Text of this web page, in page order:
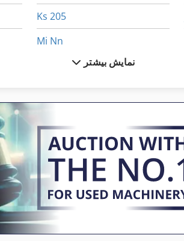
Ks 205
Mi Nn
Na 3000
سوله کانتینر با دریچه حدود 2 5 Cbm
نمایش بیشتر